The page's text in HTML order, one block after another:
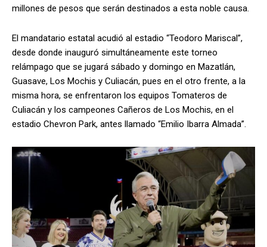
millones de pesos que serán destinados a esta noble causa.
El mandatario estatal acudió al estadio “Teodoro Mariscal”,
desde donde inauguró simultáneamente este torneo
relámpago que se jugará sábado y domingo en Mazatlán,
Guasave, Los Mochis y Culiacán, pues en el otro frente, a la
misma hora, se enfrentaron los equipos Tomateros de
Culiacán y los campeones Cañeros de Los Mochis, en el
estadio Chevron Park, antes llamado “Emilio Ibarra Almada”.